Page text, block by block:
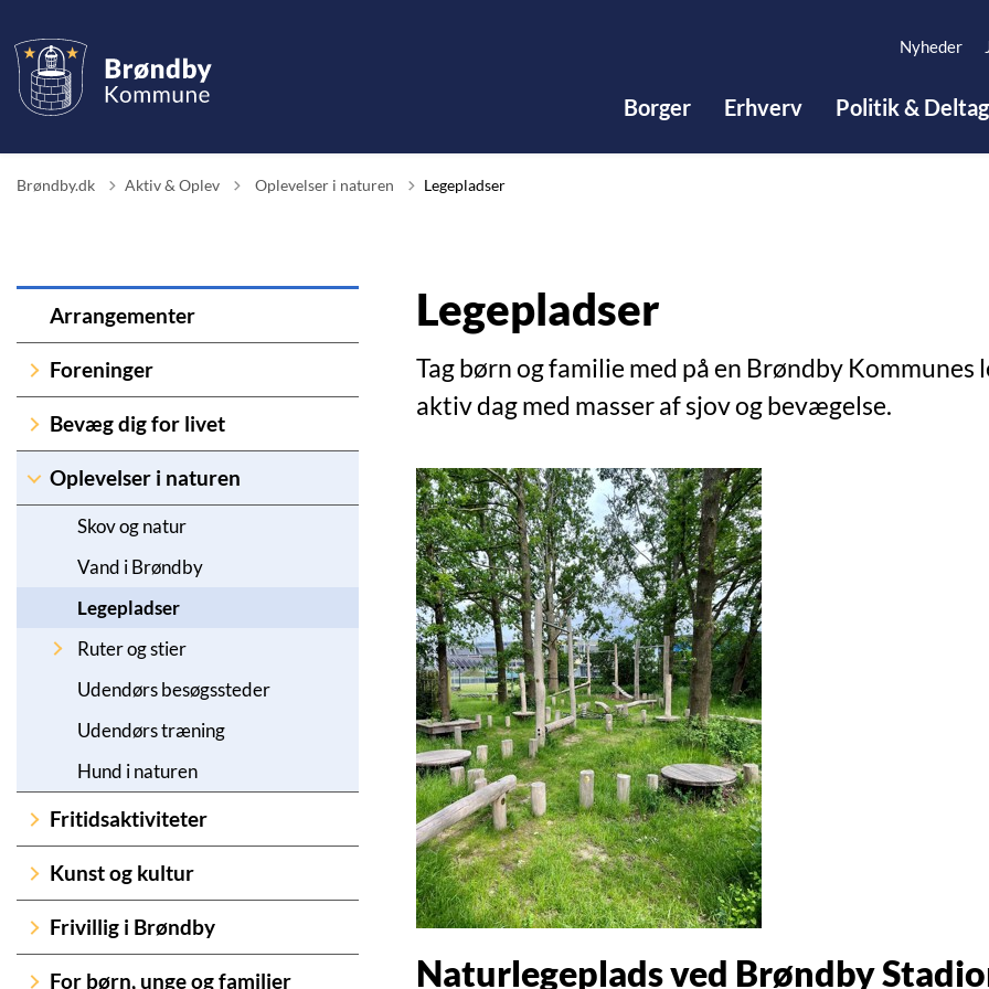
Nyheder
Borger Erhverv Politik &
Brøndby.dk Aktiv & Oplev Tilbage til
Oplevelser i naturen Legepladser
Arrangementer
Foreninger
Bevæg dig for livet
Oplevelser i naturen
Skov og natur
Vand i Brøndby
Legepladser
Ruter og stier
Udendørs besøgssteder
Udendørs træning
Hund i naturen
Fritidsaktiviteter
Kunst og kultur
Frivillig i Brøndby
For børn, unge og familier
Legepladser
Tag børn og familie med på en Brøndby Kommunes
aktiv dag med masser af sjov og bevægelse.
Naturlegeplads ved Brøndby